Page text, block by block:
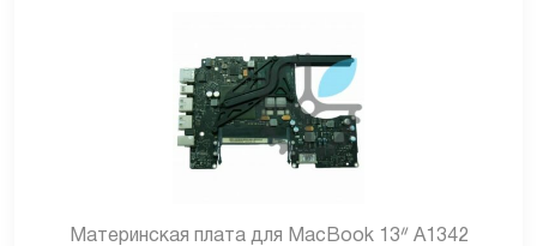
Материнская плата для MacBook 13ᐥ A1342